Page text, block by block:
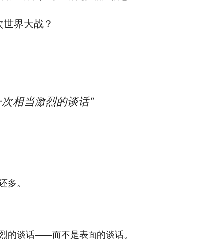
界大战？
相当激烈的谈话”
。
的谈话——而不是表面的谈话。